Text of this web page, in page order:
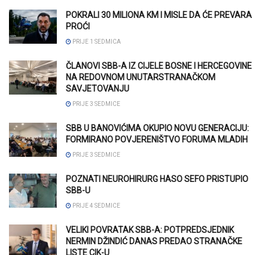
POKRALI 30 MILIONA KM I MISLE DA ĆE PREVARA
PROĆI
PRIJE 1 SEDMICA
ČLANOVI SBB-A IZ CIJELE BOSNE I HERCEGOVINE
NA REDOVNOM UNUTARSTRANAČKOM
SAVJETOVANJU
PRIJE 3 SEDMICE
SBB U BANOVIĆIMA OKUPIO NOVU GENERACIJU:
FORMIRANO POVJERENIŠTVO FORUMA MLADIH
PRIJE 3 SEDMICE
POZNATI NEUROHIRURG HASO SEFO PRISTUPIO
SBB-U
PRIJE 4 SEDMICE
VELIKI POVRATAK SBB-A: POTPREDSJEDNIK
NERMIN DŽINDIĆ DANAS PREDAO STRANAČKE
LISTE CIK-U